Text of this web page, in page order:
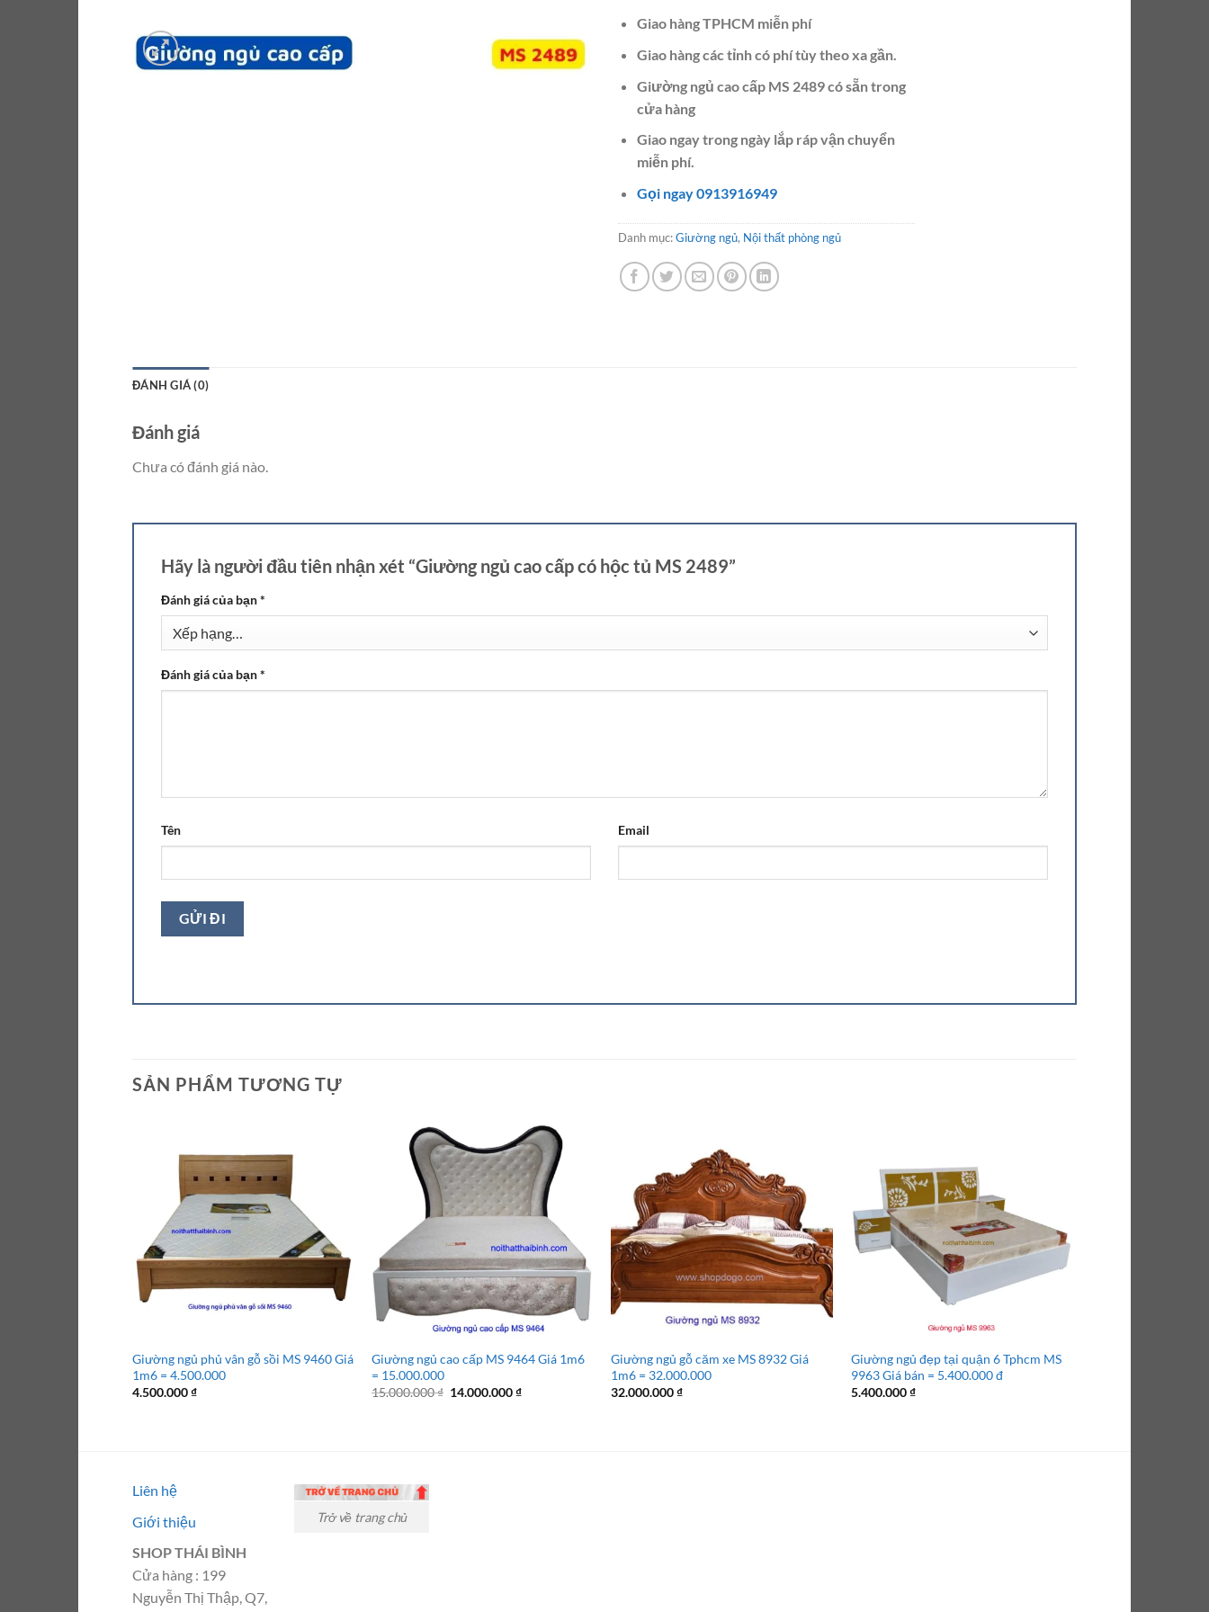
Giao hàng TPHCM miễn phí
Giao hàng các tỉnh có phí tùy theo xa gần.
Giường ngủ cao cấp MS 2489 có sẵn trong
cửa hàng
Giao ngay trong ngày lắp ráp vận chuyển
miễn phí.
Gọi ngay 0913916949
Danh mục:Giường ngủ, Nội thất phòng ngủ
ĐÁNH GIÁ (0)
Đánh giá
Chưa có đánh giá nào.
Hãy là người đầu tiên nhận xét “Giường ngủ cao cấp có hộc tủ MS 2489”
Đánh giá của bạn*
Đánh giá của bạn*
Tên Email
SẢN PHẨM TƯƠNG TỰ
Giường ngủ phủ vân gỗ sồi MS 9460 Giá
1m6 = 4.500.000
4.500.000₫
Giường ngủ cao cấp MS 9464 Giá 1m6
= 15.000.000
15.000.000₫ Giá
14.000.000₫Giá
Giường ngủ gỗ căm xe MS 8932 Giá
1m6 = 32.000.000
32.000.000₫
Giường ngủ đẹp tại quận 6 Tphcm MS
9963 Giá bán = 5.400.000 đ
5.400.000₫
Liên hệ
Giới thiệu
SHOP THÁI BÌNH
Cửa hàng : 199
Nguyễn Thị Thập, Q7,
Trở về trang chủ